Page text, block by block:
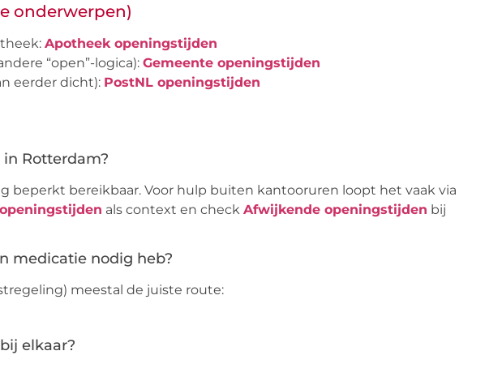
onderwerpen)
Apotheek openingstijden
“open”-logica): Gemeente openingstijden
eerder dicht): PostNL openingstijden
Rotterdam?
beperkt bereikbaar. Voor hulp buiten kantooruren loopt het vaak via
als context en check Afwijkende openingstijden bij
medicatie nodig heb?
meestal de juiste route:
elkaar?